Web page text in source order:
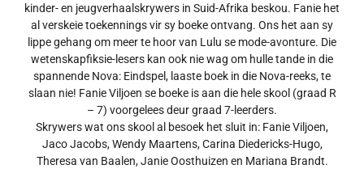
kinder- en jeugverhaalskrywers in Suid-Afrika beskou. Fanie het
al verskeie toekennings vir sy boeke ontvang. Ons het aan sy
lippe gehang om meer te hoor van Lulu se mode-avonture. Die
wetenskapfiksie-lesers kan ook nie wag om hulle tande in die
spannende Nova: Eindspel, laaste boek in die Nova-reeks, te
slaan nie! Fanie Viljoen se boeke is aan die hele skool (graad R
– 7) voorgelees deur graad 7-leerders.
Skrywers wat ons skool al besoek het sluit in: Fanie Viljoen,
Jaco Jacobs, Wendy Maartens, Carina Diedericks-Hugo,
Theresa van Baalen, Janie Oosthuizen en Mariana Brandt.